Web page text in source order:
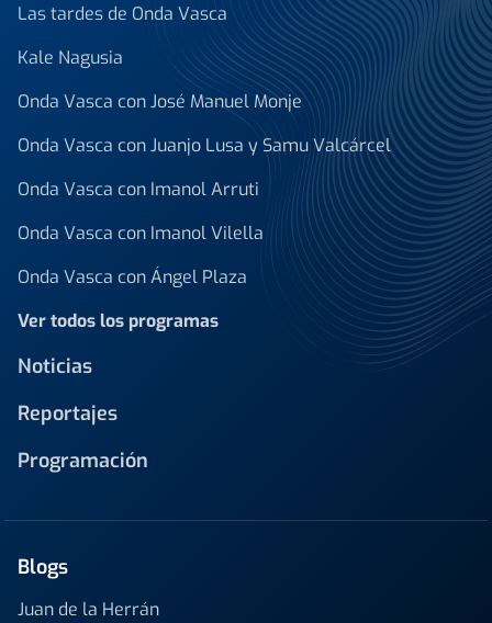
Las tardes de Onda Vasca
Kale Nagusia
Onda Vasca con José Manuel Monje
Onda Vasca con Juanjo Lusa y Samu Valcárcel
Onda Vasca con Imanol Arruti
Onda Vasca con Imanol Vilella
Onda Vasca con Ángel Plaza
Ver todos los programas
Noticias
Reportajes
Programación
Blogs
Juan de la Herrán